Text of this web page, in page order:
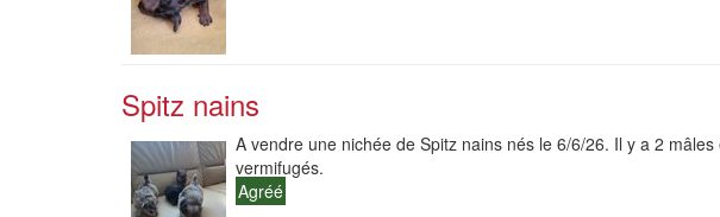
Spitz nains
A vendre une nichée de Spitz nains nés le 6/6/26. Il y a 2
vermifugés.
Agréé